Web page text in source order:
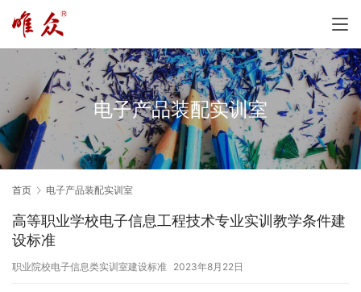
电子产品装配实训室
首页 电子产品装配实训室
高等职业学校电子信息工程技术专业实训教学条件建
设标准
职业院校电子信息类实训室建设标准 2023年8月22日